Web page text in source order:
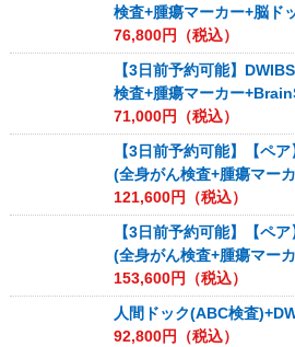
検査+腫瘍マーカー+脳ド
76,800円（税込）
【3日前予約可能】
検査+腫瘍マーカー
71,000円（税込）
【3日前予約可能】【ペ
(全身がん検査+腫瘍マー
121,600円（税込）
【3日前予約可能】【ペ
(全身がん検査+腫瘍マー
153,600円（税込）
人間ドック(ABC検査
92,800円（税込）